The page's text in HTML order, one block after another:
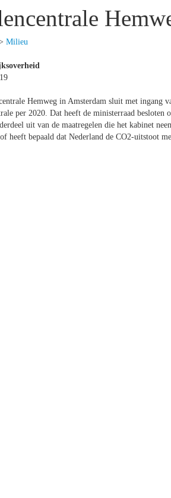
Milieu
Hemweg in Amsterdam sluit met ingang
per 2020. Dat heeft de ministerraad
uit van de maatregelen die het kabinet
heeft bepaald dat Nederland de CO2-uitstoot